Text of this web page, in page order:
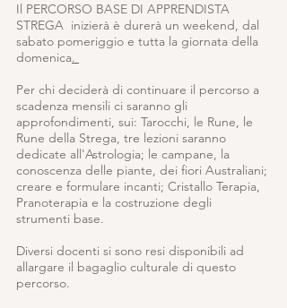
Il PERCORSO BASE DI APPRENDISTA
STREGA inizierà è durerà un weekend, dal
sabato pomeriggio e tutta la giornata della
domenica.
Per chi deciderà di continuare il percorso a
scadenza mensili ci saranno gli
approfondimenti, sui: Tarocchi, le Rune, le
Rune della Strega, tre lezioni saranno
dedicate all'Astrologia; le campane, la
conoscenza delle piante, dei fiori Australiani;
creare e formulare incanti; Cristallo Terapia,
Pranoterapia e la costruzione degli
strumenti base.
Diversi docenti si sono resi disponibili ad
allargare il bagaglio culturale di questo
percorso.